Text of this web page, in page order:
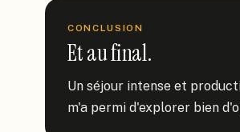
CONCLUSION
Et au final.
Un séjour intense et
m'a permi d'explorer bien